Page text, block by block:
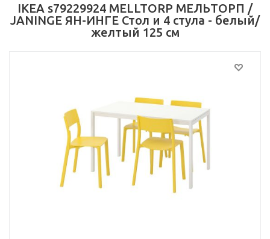
IKEA s79229924 MELLTORP МЕЛЬТОРП /
JANINGE ЯН-ИНГЕ Стол и 4 стула - белый/
желтый 125 см